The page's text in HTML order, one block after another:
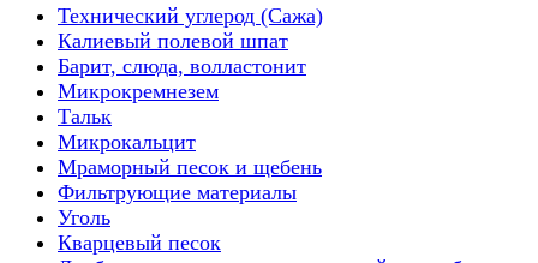
Технический углерод (Сажа)
Калиевый полевой шпат
Барит, слюда, волластонит
Микрокремнезем
Тальк
Микрокальцит
Мраморный песок и щебень
Фильтрующие материалы
Уголь
Кварцевый песок